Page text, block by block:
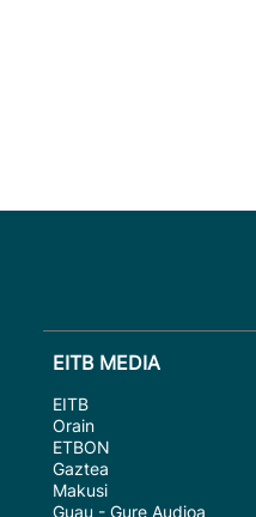
EITB MEDIA
EITB
Orain
ETBON
Gaztea
Makusi
Guau - Gure Audioa